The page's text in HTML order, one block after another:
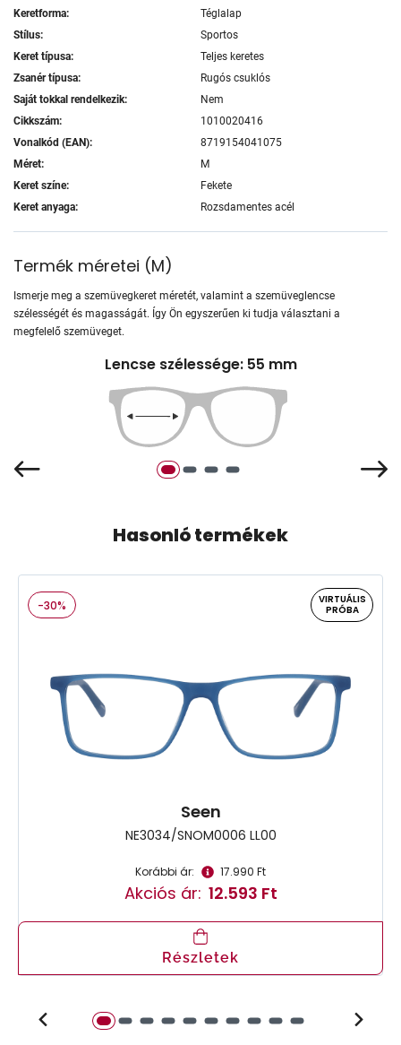
Keretforma:
Téglalap
Stílus:
Sportos
Keret típusa:
Teljes keretes
Zsanér típusa:
Rugós csuklós
Saját tokkal rendelkezik:
Nem
Cikkszám:
1010020416
Vonalkód (EAN):
8719154041075
Méret:
M
Keret színe:
Fekete
Keret anyaga:
Rozsdamentes acél
Termék méretei (M)
Ismerje meg a szemüvegkeret méretét, valamint a szemüveglencse
szélességét és magasságát. Így Ön egyszerűen ki tudja választani a
megfelelő szemüveget.
Lencse szélessége: 55 mm
Hasonló termékek
-30%
VIRTUÁLIS
PRÓBA
Seen
NE3034/SNOM0006 LL00
Korábbi ár: 17.990 Ft
Akciós ár: 12.593 Ft
Részletek